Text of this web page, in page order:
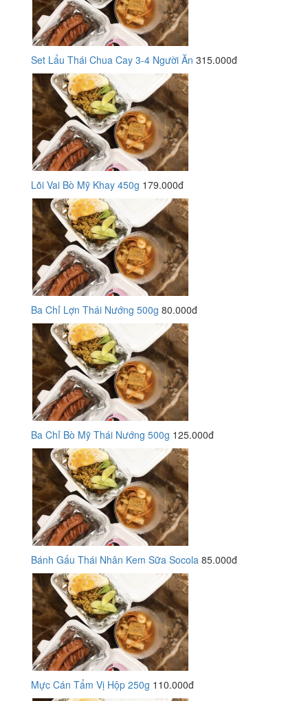
Set Lẩu Thái Chua Cay 3-4 Người Ăn 315.000đ
Lõi Vai Bò Mỹ Khay 450g 179.000đ
Ba Chỉ Lợn Thái Nướng 500g 80.000đ
Ba Chỉ Bò Mỹ Thái Nướng 500g 125.000đ
Bánh Gấu Thái Nhân Kem Sữa Socola 85.000đ
Mực Cán Tẩm Vị Hộp 250g 110.000đ